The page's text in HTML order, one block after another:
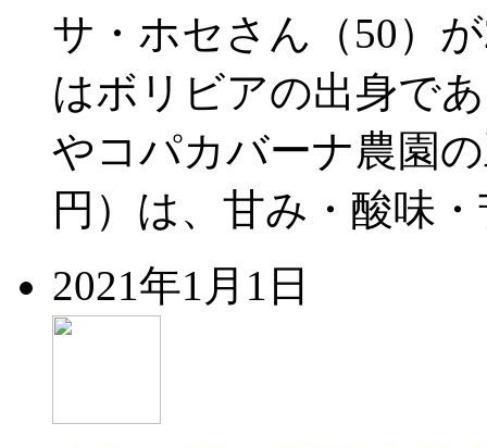
サ・ホセさん（50）
はボリビアの出身で
やコパカバーナ農園
円）は、甘み・酸味
2021年1月1日